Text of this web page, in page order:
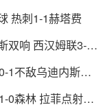
热刺1-1赫塔费
双响 西汉姆联3-1
1不敌乌迪内斯无
0森林 拉菲点射费